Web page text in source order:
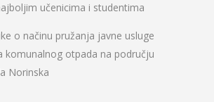
učenicima i studentima
o načinu pružanja javne usluge
komunalnog otpada na području
Norinska